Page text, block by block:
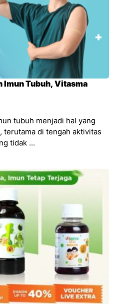
Imun Tubuh, Vitasma
tubuh menjadi hal yang
di tengah aktivitas
tidak ...